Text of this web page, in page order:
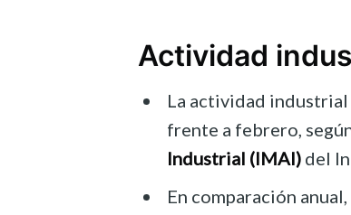
Actividad
La actividad
frente a febrero,
Industrial (IMAI) del
En comparación